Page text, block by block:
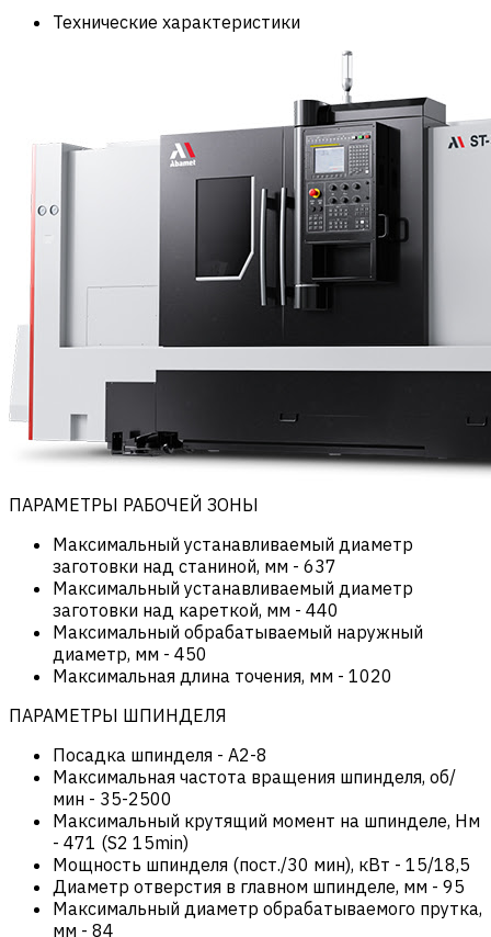
Технические характеристики
ПАРАМЕТРЫ РАБОЧЕЙ ЗОНЫ
Максимальный устанавливаемый диаметр
заготовки над станиной, мм - 637
Максимальный устанавливаемый диаметр
заготовки над кареткой, мм - 440
Максимальный обрабатываемый наружный
диаметр, мм - 450
Максимальная длина точения, мм - 1020
ПАРАМЕТРЫ ШПИНДЕЛЯ
Посадка шпинделя - А2-8
Максимальная частота вращения шпинделя, об/
мин - 35-2500
Максимальный крутящий момент на шпинделе, Нм
- 471 (S2 15min)
Мощность шпинделя (пост./30 мин), кВт - 15/18,5
Диаметр отверстия в главном шпинделе, мм - 95
Максимальный диаметр обрабатываемого прутка,
мм - 84